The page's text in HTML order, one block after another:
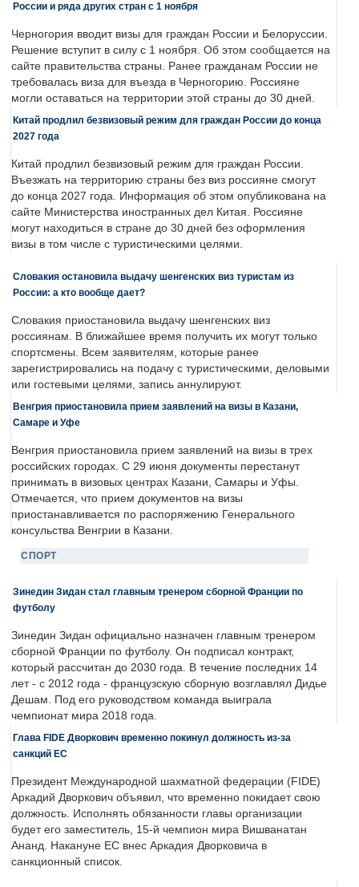
России и ряда других стран с 1 ноября
Черногория вводит визы для граждан России и Белоруссии.
Решение вступит в силу с 1 ноября. Об этом сообщается на
сайте правительства страны. Ранее гражданам России не
требовалась виза для въезда в Черногорию. Россияне
могли оставаться на территории этой страны до 30 дней.
Китай продлил безвизовый режим для граждан России до конца
2027 года
Китай продлил безвизовый режим для граждан России.
Въезжать на территорию страны без виз россияне смогут
до конца 2027 года. Информация об этом опубликована на
сайте Министерства иностранных дел Китая. Россияне
могут находиться в стране до 30 дней без оформления
визы в том числе с туристическими целями.
Словакия остановила выдачу шенгенских виз туристам из
России: а кто вообще дает?
Словакия приостановила выдачу шенгенских виз
россиянам. В ближайшее время получить их могут только
спортсмены. Всем заявителям, которые ранее
зарегистрировались на подачу с туристическими, деловыми
или гостевыми целями, запись аннулируют.
Венгрия приостановила прием заявлений на визы в Казани,
Самаре и Уфе
Венгрия приостановила прием заявлений на визы в трех
российских городах. С 29 июня документы перестанут
принимать в визовых центрах Казани, Самары и Уфы.
Отмечается, что прием документов на визы
приостанавливается по распоряжению Генерального
консульства Венгрии в Казани.
СПОРТ
Зинедин Зидан стал главным тренером сборной Франции по
футболу
Зинедин Зидан официально назначен главным тренером
сборной Франции по футболу. Он подписал контракт,
который рассчитан до 2030 года. В течение последних 14
лет - с 2012 года - французскую сборную возглавлял Дидье
Дешам. Под его руководством команда выиграла
чемпионат мира 2018 года.
Глава FIDE Дворкович временно покинул должность из-за
санкций ЕС
Президент Международной шахматной федерации (FIDE)
Аркадий Дворкович объявил, что временно покидает свою
должность. Исполнять обязанности главы организации
будет его заместитель, 15-й чемпион мира Вишванатан
Ананд. Накануне ЕС внес Аркадия Дворковича в
санкционный список.